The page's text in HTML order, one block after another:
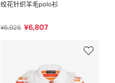
绞花针织羊毛polo衫
¥6,925 ¥6,807